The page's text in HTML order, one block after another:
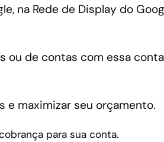
na Rede de Display do
ou de contas com essa
e maximizar seu orçamento.
para sua conta.